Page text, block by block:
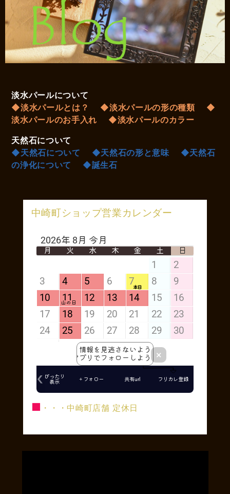
淡水パールについて
◆淡水パールとは？
◆淡水パールの形の種類
◆
淡水パールのお手入れ
◆淡水パールのカラー
天然石について
◆天然石について
◆天然石の形と意味
◆天然石
の浄化について
◆誕生石
中崎町ショップ営業カレンダー
■ ・・・中崎町店舗 定休日